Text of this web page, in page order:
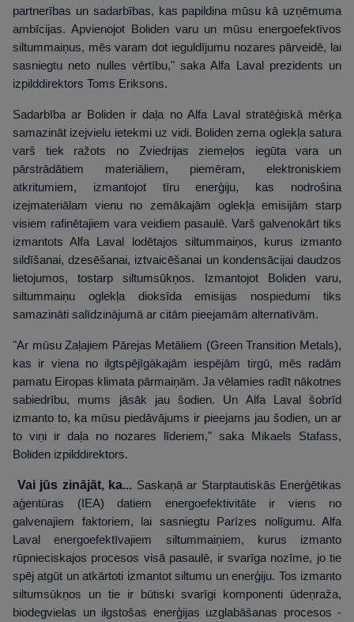
partnerības un sadarbības, kas papildina mūsu kā uzņēmuma
ambīcijas. Apvienojot Boliden varu un mūsu energoefektīvos
siltummaiņus, mēs varam dot ieguldījumu nozares pārveidē, lai
sasniegtu neto nulles vērtību," saka Alfa Laval prezidents un
izpilddirektors Toms Eriksons.
Sadarbība ar Boliden ir daļa no Alfa Laval stratēģiskā mērķa
samazināt izejvielu ietekmi uz vidi. Boliden zema oglekļa satura
varš tiek ražots no Zviedrijas ziemeļos iegūta vara un
pārstrādātiem materiāliem, piemēram, elektroniskiem
atkritumiem, izmantojot tīru enerģiju, kas nodrošina
izejmateriālam vienu no zemākajām oglekļa emisijām starp
visiem rafinētajiem vara veidiem pasaulē. Varš galvenokārt tiks
izmantots Alfa Laval lodētajos siltummaiņos, kurus izmanto
sildīšanai, dzesēšanai, iztvaicēšanai un kondensācijai daudzos
lietojumos, tostarp siltumsūkņos. Izmantojot Boliden varu,
siltummaiņu oglekļa dioksīda emisijas nospiedumi tiks
samazināti salīdzinājumā ar citām pieejamām alternatīvām.
"Ar mūsu Zaļajiem Pārejas Metāliem (Green Transition Metals),
kas ir viena no ilgtspējīgākajām iespējām tirgū, mēs radām
pamatu Eiropas klimata pārmaiņām. Ja vēlamies radīt nākotnes
sabiedrību, mums jāsāk jau šodien. Un Alfa Laval šobrīd
izmanto to, ka mūsu piedāvājums ir pieejams jau šodien, un ar
to viņi ir daļa no nozares līderiem," saka Mikaels Stafass,
Boliden izpilddirektors.
Vai jūs zinājāt, ka... Saskaņā ar Starptautiskās Enerģētikas
aģentūras (IEA) datiem energoefektivitāte ir viens no
galvenajiem faktoriem, lai sasniegtu Parīzes nolīgumu. Alfa
Laval energoefektīvajiem siltummaiņiem, kurus izmanto
rūpnieciskajos procesos visā pasaulē, ir svarīga nozīme, jo tie
spēj atgūt un atkārtoti izmantot siltumu un enerģiju. Tos izmanto
siltumsūkņos un tie ir būtiski svarīgi komponenti ūdeņraža,
biodegvielas un ilgstošas enerģijas uzglabāšanas procesos -